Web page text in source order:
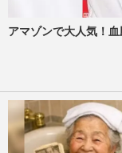
アマゾンで大人気！